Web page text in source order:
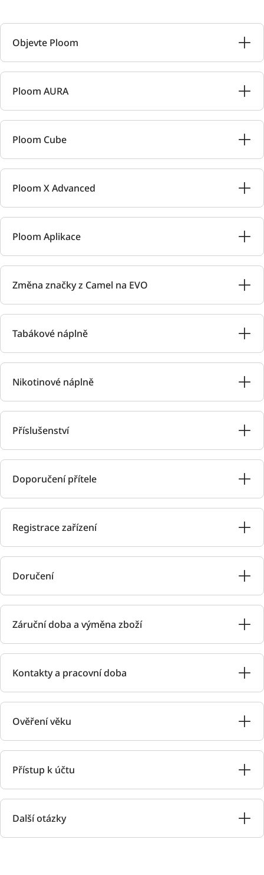
Objevte Ploom
Ploom AURA
Ploom Cube
Ploom X Advanced
Ploom Aplikace
Změna značky z Camel na EVO
Tabákové náplně
Nikotinové náplně
Příslušenství
Doporučení přítele
Registrace zařízení
Doručení
Záruční doba a výměna zboží
Kontakty a pracovní doba
Ověření věku
Přístup k účtu
Další otázky